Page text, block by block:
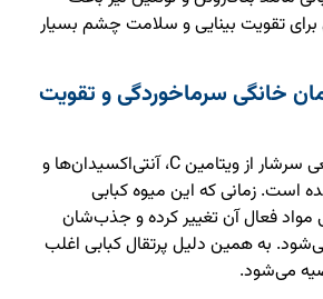
تقویت بینایی و سلامت چشم بسیار
خانگی سرماخوردگی و تقویت
پرتقال به صورت طبیعی سرشار از ویتامین C، آنتی‌اکسیدان‌ها و
است. زمانی که این میوه کبابی
مواد فعال آن تغییر کرده و جذب‌شان
به همین دلیل پرتقال کبابی اغلب
می‌شود.